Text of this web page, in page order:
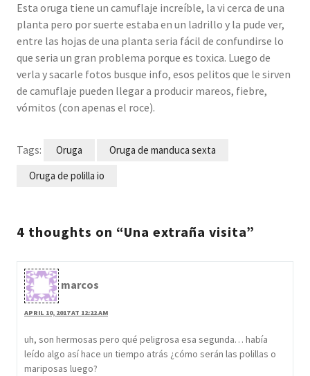
Esta oruga tiene un camuflaje increíble, la vi cerca de una
planta pero por suerte estaba en un ladrillo y la pude ver,
entre las hojas de una planta seria fácil de confundirse lo
que seria un gran problema porque es toxica. Luego de
verla y sacarle fotos busque info, esos pelitos que le sirven
de camuflaje pueden llegar a producir mareos, fiebre,
vómitos (con apenas el roce).
Tags: Oruga
Oruga de manduca sexta
Oruga de polilla io
4 thoughts on “Una extraña visita”
marcos
APRIL 10, 2017 AT 12:22 AM
uh, son hermosas pero qué peligrosa esa segunda… había
leído algo así hace un tiempo atrás ¿cómo serán las polillas o
mariposas luego?